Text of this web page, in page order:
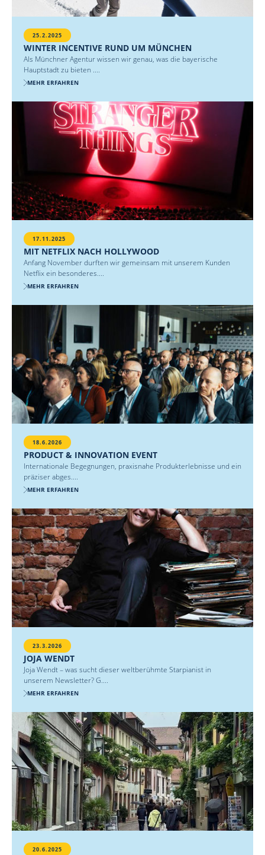
25.2.2025
WINTER INCENTIVE RUND UM MÜNCHEN
Als Münchner Agentur wissen wir genau, was die bayerische
Hauptstadt zu bieten ....
MEHR ERFAHREN
17.11.2025
MIT NETFLIX NACH HOLLYWOOD
Anfang November durften wir gemeinsam mit unserem Kunden
Netflix ein besonderes....
MEHR ERFAHREN
18.6.2026
PRODUCT & INNOVATION EVENT
Internationale Begegnungen, praxisnahe Produkterlebnisse und ein
präziser abges....
MEHR ERFAHREN
23.3.2026
JOJA WENDT
Joja Wendt – was sucht dieser weltberühmte Starpianist in
unserem Newsletter? G....
MEHR ERFAHREN
20.6.2025